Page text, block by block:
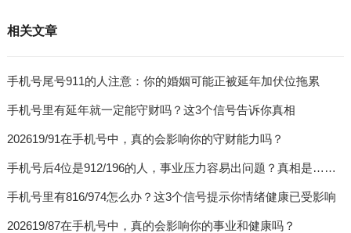
相关文章
手机号尾号911的人注意：你的婚姻可能正被延年加伏位拖累
手机号里有延年就一定能守财吗？这3个信号告诉你真相
202619/91在手机号中，真的会影响你的守财能力吗？
手机号后4位是912/196的人，事业压力容易出问题？真相是……
手机号里有816/974怎么办？这3个信号提示你情绪健康已受影响
202619/87在手机号中，真的会影响你的事业和健康吗？